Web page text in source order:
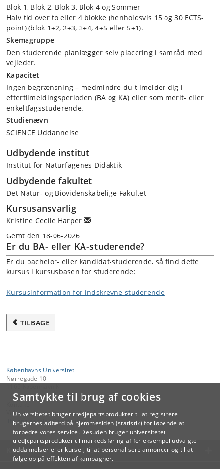
Samtykke til brug af cookies
Universitetet bruger tredjepartsprodukter til at registrere
brugernes adfærd på hjemmesiden (statistik) for løbende at
forbedre vores service. Desuden bruger universitetet
tredjepartsprodukter til markedsføring af for eksempel udvalgte
uddannelser eller kurser, til at personalisere annoncer og til at
følge op på effekten af kampagner.
Blok 1, Blok 2, Blok 3, Blok 4 og Sommer
Halv tid over to eller 4 blokke (henholdsvis 15 og 30 ECTS-
point) (blok 1+2, 2+3, 3+4, 4+5 eller 5+1).
Skemagruppe
Den studerende planlægger selv placering i samråd med
vejleder.
Kapacitet
Ingen begrænsning – medmindre du tilmelder dig i
eftertilmeldingsperioden (BA og KA) eller som merit- eller
enkeltfagsstuderende.
Studienævn
SCIENCE Uddannelse
Udbydende institut
Institut for Naturfagenes Didaktik
Udbydende fakultet
Det Natur- og Biovidenskabelige Fakultet
Kursusansvarlig
Kristine Cecile Harper
Gemt den 18-06-2026
Er du BA- eller KA-studerende?
Er du bachelor- eller kandidat-studerende, så find dette
kursus i kursusbasen for studerende:
Kursusinformation for indskrevne studerende
TILBAGE
Københavns Universitet
Nørregade 10
Videreuddannelse og Livslang Læring
lifelonglearning@adm.ku.dk
KØBENHAVNS UNIVERSITET